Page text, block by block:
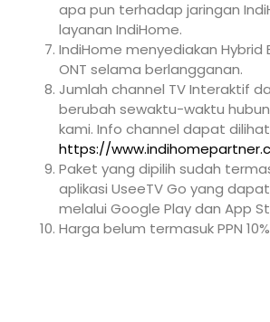
apa pun terhadap jaringan
layanan IndiHome.
IndiHome menyediakan Hybrid
ONT selama berlangganan.
Jumlah channel TV Interaktif
berubah sewaktu-waktu
kami. Info channel dapat
https://
Paket yang dipilih sudah
aplikasi UseeTV Go yang
melalui Google Play dan App
Harga belum termasuk PPN